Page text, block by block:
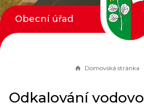
Domovská stránka
Odkalování
Obecní úřad